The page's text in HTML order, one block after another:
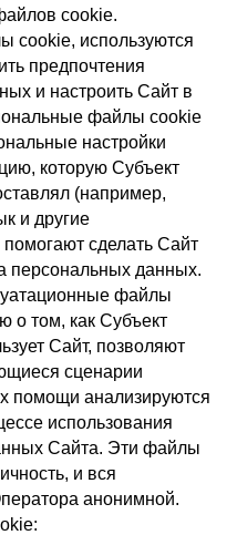
cookie.
cookie, используются
предпочтения
и настроить Сайт в
файлы cookie
настройки
которую Субъект
(например,
и другие
сделать Сайт
персональных данных.
файлы
о том, как Субъект
Сайт, позволяют
сценарии
помощи анализируются
использования
Сайта. Эти файлы
и вся
анонимной.